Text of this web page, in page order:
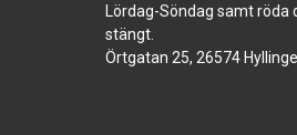
Lördag-Söndag samt röda
stängt.
Örtgatan 25, 26574 Hyllinge